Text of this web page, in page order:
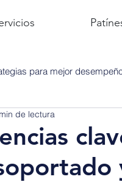
para mejor
de lectura